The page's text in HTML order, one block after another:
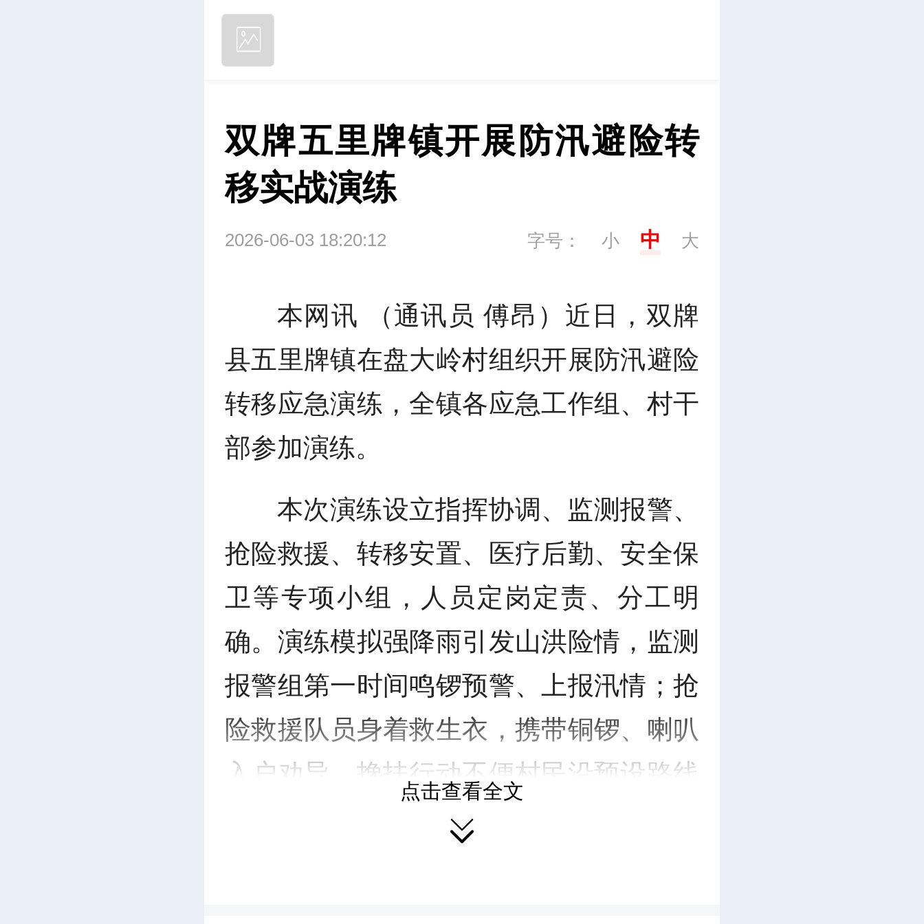
双牌五里牌镇开展防汛避险转
移实战演练
2026-06-03 18:20:12 字号： 小 中 大
本网讯 （通讯员 傅昂）近日，双牌
县五里牌镇在盘大岭村组织开展防汛避险
转移应急演练，全镇各应急工作组、村干
部参加演练。
本次演练设立指挥协调、监测报警、
抢险救援、转移安置、医疗后勤、安全保
卫等专项小组，人员定岗定责、分工明
确。 演练模拟强降雨引发山洪险情，监测
报警组第一时间鸣锣预警、上报汛情；抢
险救援队员身着救生衣，携带铜锣、喇叭
入户劝导，搀扶行动不便村民沿预设路线
撤离；转移安置人员在岔路口定点引路，
点击查看全文
